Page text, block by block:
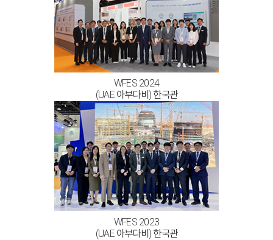
WFES 2024
(UAE 아부다비) 한국관
WFES 2023
(UAE 아부다비) 한국관